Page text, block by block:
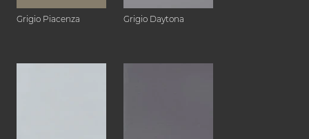
Grigio Piacenza Grigio Daytona